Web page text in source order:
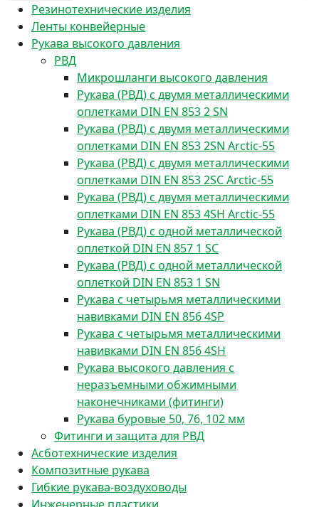
Резинотехнические изделия
Ленты конвейерные
Рукава высокого давления
РВД
Микрошланги высокого давления
Рукава (РВД) с двумя металлическими
оплетками DIN EN 853 2 SN
Рукава (РВД) с двумя металлическими
оплетками DIN EN 853 2SN Arctic-55
Рукава (РВД) с двумя металлическими
оплетками DIN EN 853 2SC Arctic-55
Рукава (РВД) с двумя металлическими
оплетками DIN EN 853 4SH Arctic-55
Рукава (РВД) с одной металлической
оплеткой DIN EN 857 1 SС
Рукава (РВД) с одной металлической
оплеткой DIN EN 853 1 SN
Рукава с четырьмя металлическими
навивками DIN EN 856 4SP
Рукава с четырьмя металлическими
навивками DIN EN 856 4SH
Рукава высокого давления с
неразъемными обжимными
наконечниками (фитинги)
Рукава буровые 50, 76, 102 мм
Фитинги и защита для РВД
Асботехнические изделия
Композитные рукава
Гибкие рукава-воздуховоды
Инженерные пластики